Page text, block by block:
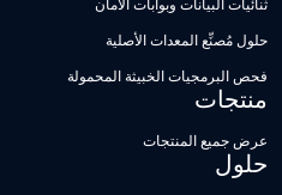
ثنائيات البيانات وبوابات الأمان
حلول مُصنِّع المعدات الأصلية
فحص البرمجيات الخبيثة المحمولة
منتجات
عرض جميع المنتجات
حلول